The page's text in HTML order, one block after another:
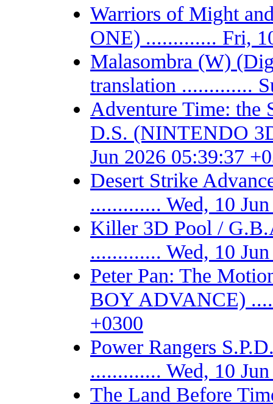
Warriors of Might
ONE) ............. Fri,
Malasombra (W)
translation .............
Adventure Time: the
D.S. (NINTENDO
Jun 2026 05:39:37
Desert Strike
............. Wed, 10
Killer 3D Pool /
............. Wed, 10
Peter Pan: The
BOY ADVANCE)
+0300
Power Rangers
............. Wed, 10
The Land Before